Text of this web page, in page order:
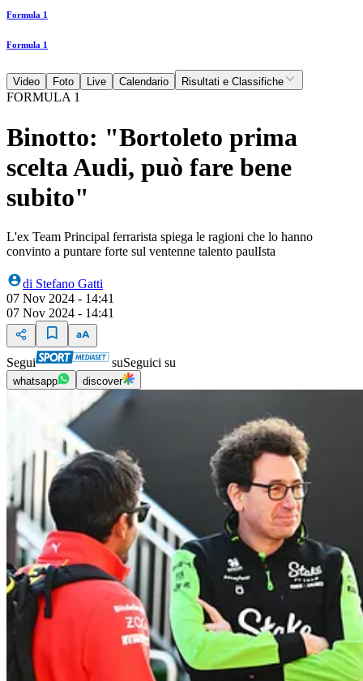
Formula 1
Formula 1
Video Foto Live Calendario Risultati e Classifiche
FORMULA 1
Binotto: "Bortoleto prima
scelta Audi, può fare bene
subito"
L'ex Team Principal ferrarista spiega le ragioni che lo hanno
convinto a puntare forte sul ventenne talento paulIsta
di Stefano Gatti
07 Nov 2024 - 14:41
07 Nov 2024 - 14:41
Segui suSeguici su
whatsapp discover